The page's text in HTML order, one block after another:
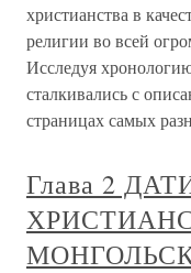
христианства в
религии во всей
Исследуя
сталкивались с
страницах самых
Глава 2